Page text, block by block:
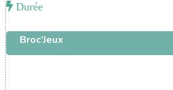
Durée
Broc’Jeux